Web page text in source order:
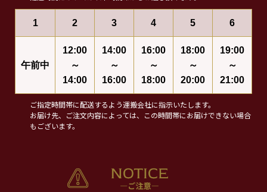
1 2 3 4 5 6
午前中
12:00
～
14:00
14:00
～
16:00
16:00
～
18:00
18:00
～
20:00
19:00
～
21:00
ご指定時間帯に配送するよう運搬会社に指示いたします。
お届け先、ご注文内容によっては、この時間帯にお届けできない場合
もございます。